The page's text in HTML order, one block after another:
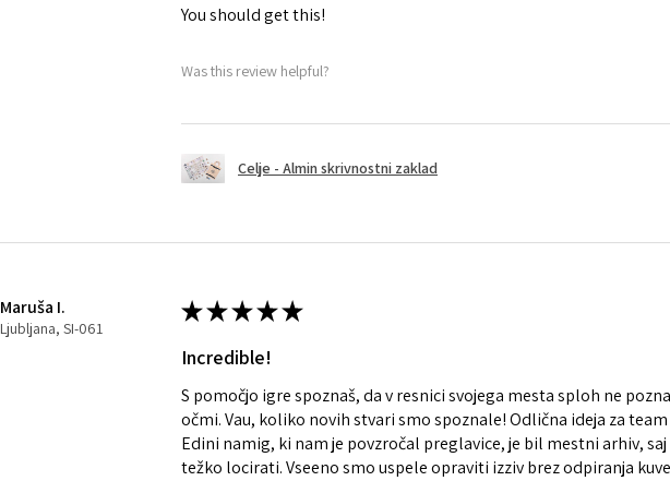
You should get this!
Was this review helpful?
Celje - Almin skrivnostni zaklad
Maruša I.
Ljubljana, SI-061
★★★★★
Incredible!
S pomočjo igre spoznaš, da v resnici svojega mesta sploh ne
očmi. Vau, koliko novih stvari smo spoznale! Odlična ideja za
Edini namig, ki nam je povzročal preglavice, je bil mestni arhiv, saj
težko locirati. Vseeno smo uspele opraviti izziv brez odpiranja